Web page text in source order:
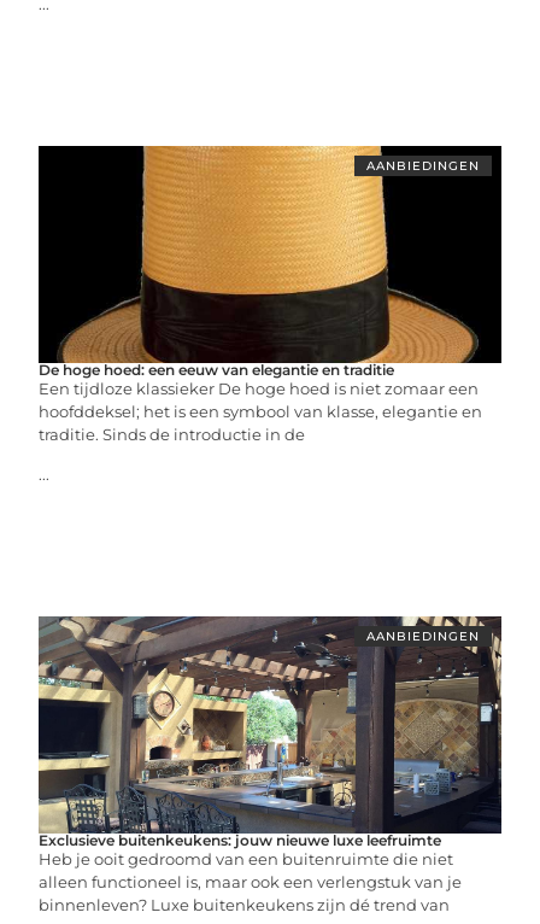
...
AANBIEDINGEN
De hoge hoed: een eeuw van elegantie en traditie
Een tijdloze klassieker De hoge hoed is niet zomaar een
hoofddeksel; het is een symbool van klasse, elegantie en
traditie. Sinds de introductie in de
...
AANBIEDINGEN
Exclusieve buitenkeukens: jouw nieuwe luxe leefruimte
Heb je ooit gedroomd van een buitenruimte die niet
alleen functioneel is, maar ook een verlengstuk van je
binnenleven? Luxe buitenkeukens zijn dé trend van